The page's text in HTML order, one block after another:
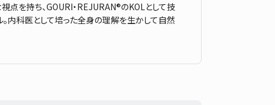
点を持ち、GOURI・REJURAN®のKOLとして技
。内科医として培った全身の理解を生かして自然